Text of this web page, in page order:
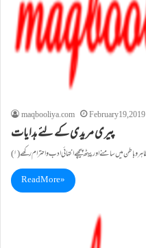
maqbooliya.com
February 19, 2019
پیری مریدی کے لئے ہدایات
Read More »